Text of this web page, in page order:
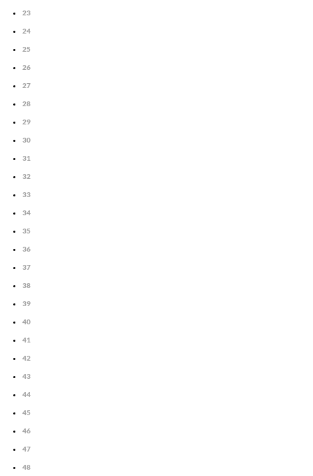
23
24
25
26
27
28
29
30
31
32
33
34
35
36
37
38
39
40
41
42
43
44
45
46
47
48